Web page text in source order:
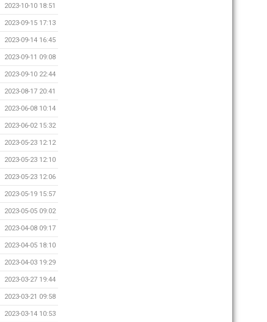
2023-10-10 18:51
2023-09-15 17:13
2023-09-14 16:45
2023-09-11 09:08
2023-09-10 22:44
2023-08-17 20:41
2023-06-08 10:14
2023-06-02 15:32
2023-05-23 12:12
2023-05-23 12:10
2023-05-23 12:06
2023-05-19 15:57
2023-05-05 09:02
2023-04-08 09:17
2023-04-05 18:10
2023-04-03 19:29
2023-03-27 19:44
2023-03-21 09:58
2023-03-14 10:53